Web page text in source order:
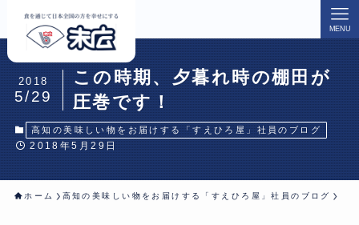
MENU
この時期、夕暮れ時の棚田が
圧巻です！
2018
5/29
高知の美味しい物をお届けする「すえひろ屋」社員のブログ
2018年5月29日
ホーム 高知の美味しい物をお届けする「すえひろ屋」社員のブログ